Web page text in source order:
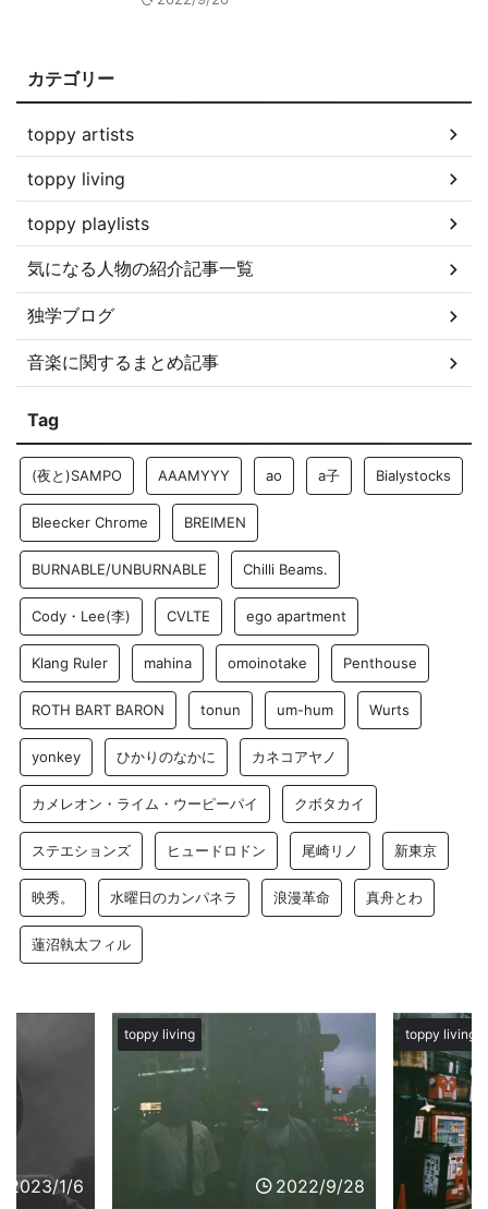
カテゴリー
toppy artists
toppy living
toppy playlists
気になる人物の紹介記事一覧
独学ブログ
音楽に関するまとめ記事
Tag
(夜と)SAMPO AAAMYYY ao a子 Bialystocks
Bleecker Chrome BREIMEN
BURNABLE/UNBURNABLE Chilli Beams.
Cody・Lee(李) CVLTE ego apartment
Klang Ruler mahina omoinotake Penthouse
ROTH BART BARON tonun um-hum Wurts
yonkey ひかりのなかに カネコアヤノ
カメレオン・ライム・ウーピーパイ クボタカイ
ステエションズ ヒュードロドン 尾崎リノ 新東京
映秀。 水曜日のカンパネラ 浪漫革命 真舟とわ
蓮沼執太フィル
2023/1/6
toppy living
2022/9/28
toppy living